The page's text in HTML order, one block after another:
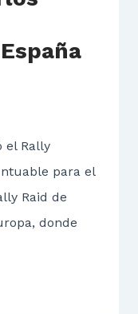
el Rally
para el
Raid de
donde